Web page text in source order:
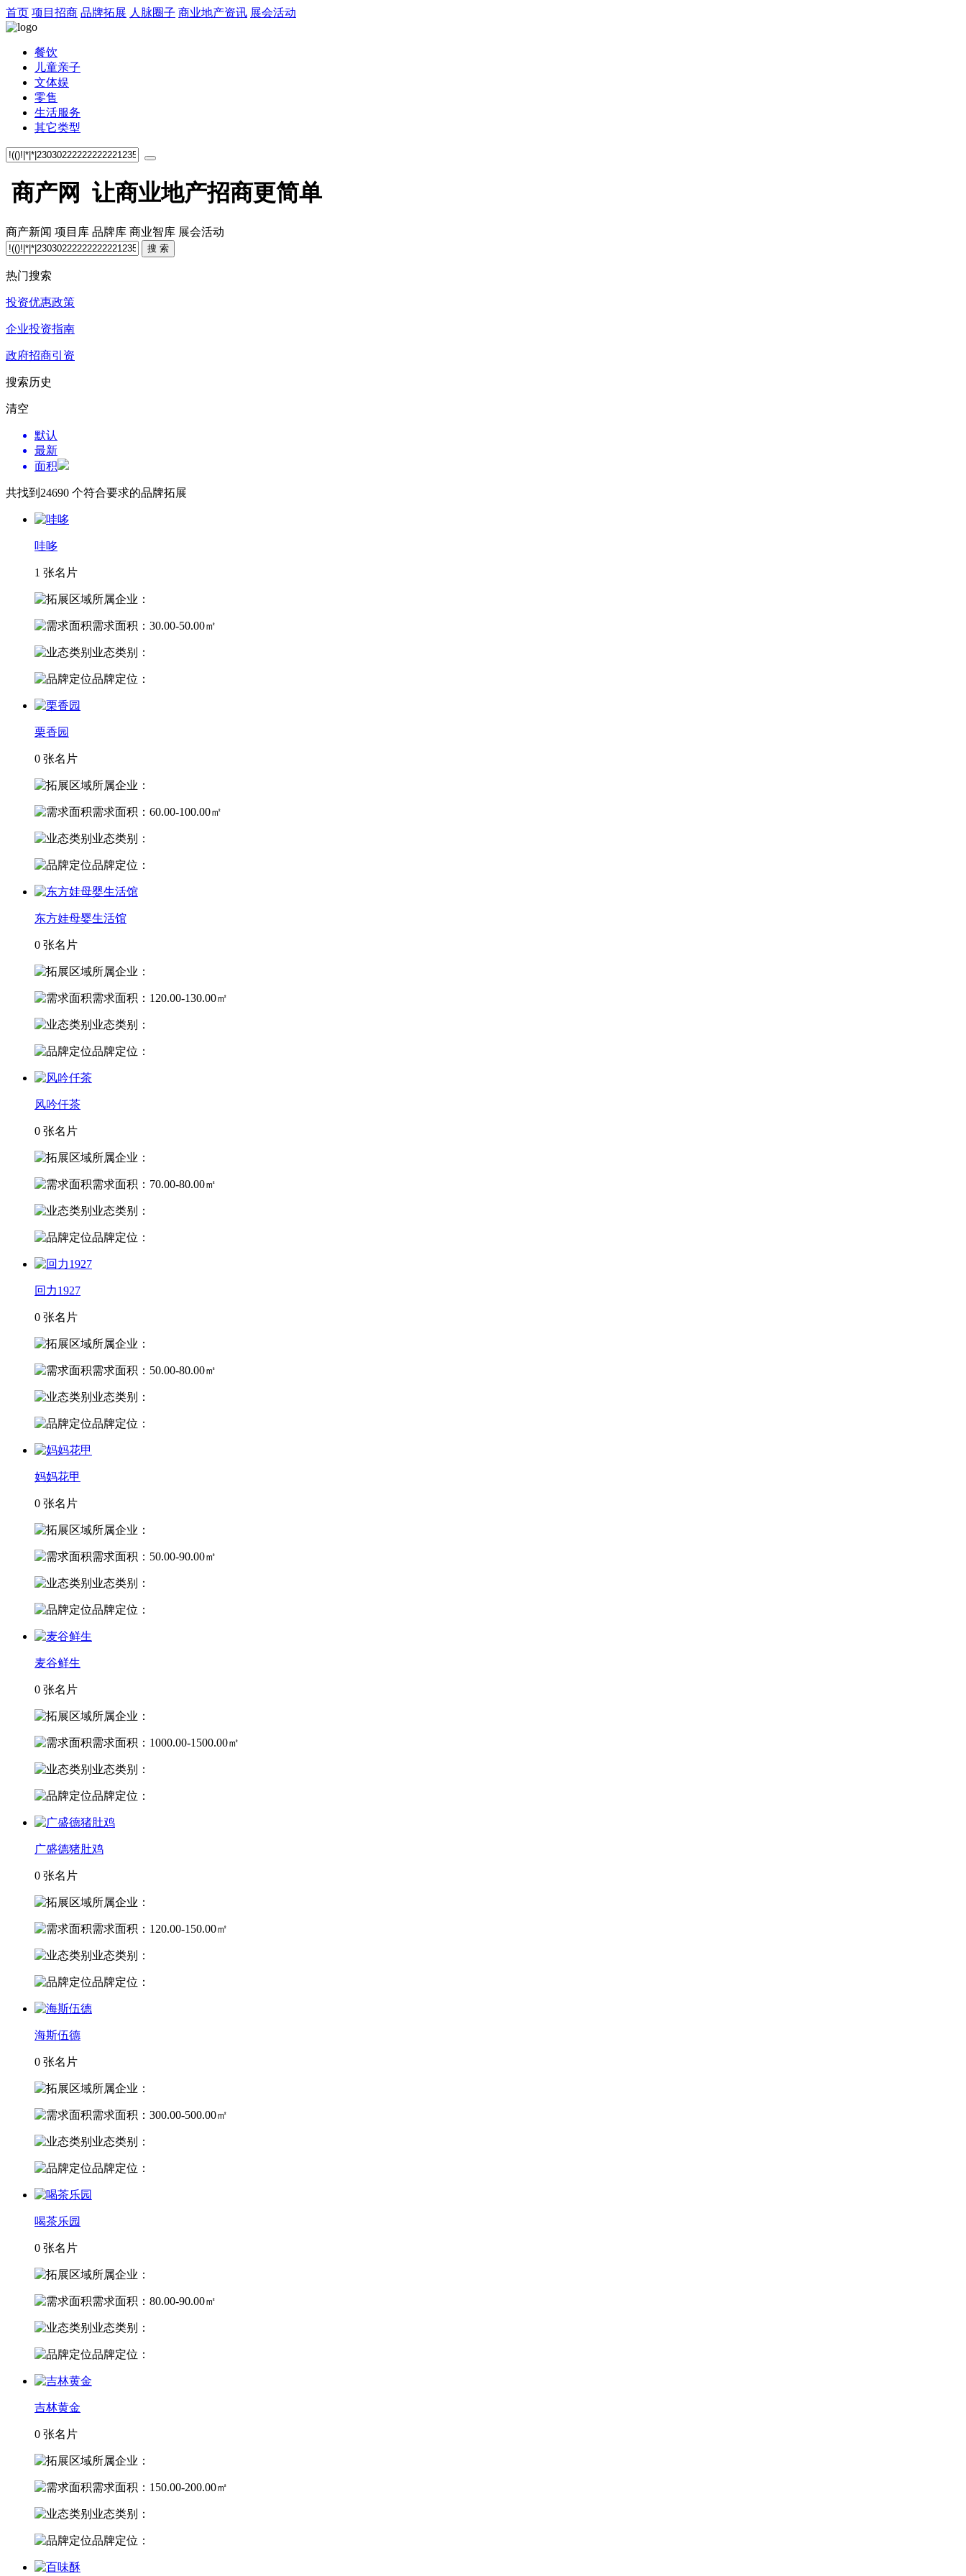
首页 项目招商 品牌拓展 人脉圈子 商业地产资讯 展会活动
餐饮
儿童亲子
文体娱
零售
生活服务
其它类型
商产网 让商业地产招商更简单
商产新闻 项目库 品牌库 商业智库 展会活动
搜 索
热门搜索
投资优惠政策
企业投资指南
政府招商引资
搜索历史
清空
默认
最新
面积
共找到 24690 个符合要求的品牌拓展
哇哆
1 张名片
所属企业：
需求面积：30.00-50.00㎡
业态类别：
品牌定位：
栗香园
0 张名片
所属企业：
需求面积：60.00-100.00㎡
业态类别：
品牌定位：
东方娃母婴生活馆
0 张名片
所属企业：
需求面积：120.00-130.00㎡
业态类别：
品牌定位：
风吟仟茶
0 张名片
所属企业：
需求面积：70.00-80.00㎡
业态类别：
品牌定位：
回力1927
0 张名片
所属企业：
需求面积：50.00-80.00㎡
业态类别：
品牌定位：
妈妈花甲
0 张名片
所属企业：
需求面积：50.00-90.00㎡
业态类别：
品牌定位：
麦谷鲜生
0 张名片
所属企业：
需求面积：1000.00-1500.00㎡
业态类别：
品牌定位：
广盛德猪肚鸡
0 张名片
所属企业：
需求面积：120.00-150.00㎡
业态类别：
品牌定位：
海斯伍德
0 张名片
所属企业：
需求面积：300.00-500.00㎡
业态类别：
品牌定位：
喝茶乐园
0 张名片
所属企业：
需求面积：80.00-90.00㎡
业态类别：
品牌定位：
吉林黄金
0 张名片
所属企业：
需求面积：150.00-200.00㎡
业态类别：
品牌定位：